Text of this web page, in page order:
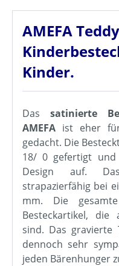
AMEFA
Kinder.
Das satinierte
AMEFA ist eher
gedacht. Die
18/ 0 gefertigt und
Design auf.
strapazierfähig bei
mm. Die
Besteckartikel, die
sind. Das gravierte
dennoch sehr
jeden Bärenhunger